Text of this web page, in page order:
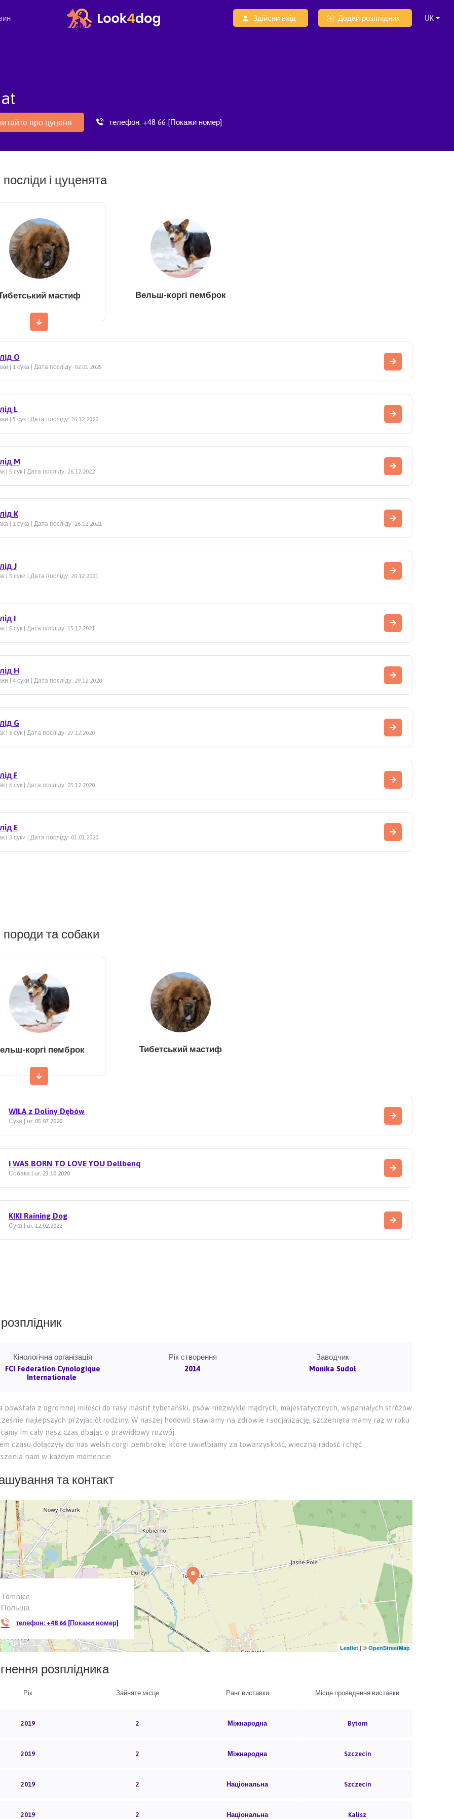
Здійсни вхід Додай розплідник
про цуценя телефон: +48 66 [Покажи номер]
і цуценята
мастиф Вельш-коргі пемброк
O
| 1 сука | Дата посліду: 02.01.2025
L
| 5 сук | Дата посліду: 26.12.2022
M
| 5 сук | Дата посліду: 26.12.2022
K
| 1 сука | Дата посліду: 26.12.2021
J
| 3 суки | Дата посліду: 20.12.2021
I
| 5 сук | Дата посліду: 15.12.2021
H
| 4 суки | Дата посліду: 29.12.2020
G
| 6 сук | Дата посліду: 27.12.2020
F
| 6 сук | Дата посліду: 25.12.2020
E
| 3 суки | Дата посліду: 01.01.2020
та собаки
коргі пемброк Тибетський мастиф
WILA z Doliny Dębów
Сука | ur. 05.07.2020
I WAS BORN TO LOVE YOU Dellbenq
Собака | ur. 23.10.2020
KIKI Raining Dog
Сука | ur. 12.02.2022
Кінологічна організація
FCI Federation Cynologique
Internationale
Рік створення
2014
Заводчик
Monika Sudoł
powstała z ogromnej miłości do rasy mastif tybetański, psów niezwykle mądrych, majestatycznych, wspaniałych stróżów
najlepszych przyjaciół rodziny. W naszej hodowli stawiamy na zdrowie i socjalizację, szczenięta mamy raz w roku
im cały nasz czas dbając o prawidłowy rozwój.
czasu dołączyły do nas welsh corgi pembroke, które uwielbiamy za towarzyskość, wieczną radość i chęć
nam w każdym momencie.
та контакт
Tomnice
Польща
телефон: +48 66 [Покажи номер]
Leaflet | ©OpenStreetMap
розплідника
Рік Зайняте місце Ранг виставки Місце проведення виставки
2019 2 Міжнародна Bytom
2019 2 Міжнародна Szczecin
2019 2 Національна Szczecin
2019 2 Національна Kalisz